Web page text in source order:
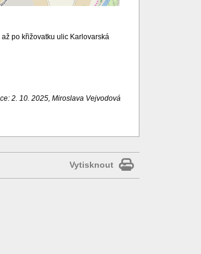
po křižovatku ulic Karlovarská
2. 10. 2025, Miroslava Vejvodová
Vytisknout